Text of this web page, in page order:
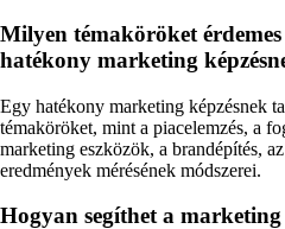
Milyen témaköröket
hatékony marketing
Egy hatékony marketing képzésnek
témaköröket, mint a piacelemzés, a
marketing eszközök, a brandépítés,
eredmények mérésének módszerei.
Hogyan segíthet a marketing